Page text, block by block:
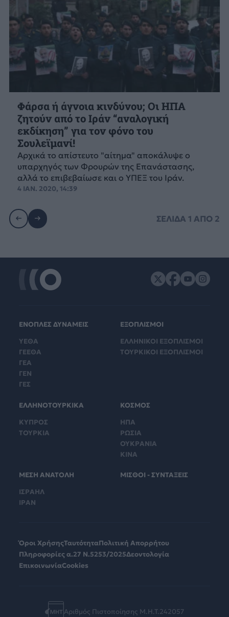
Φάρσα ή άγνοια κινδύνου; Οι ΗΠΑ
ζητούν από το Ιράν “αναλογική
εκδίκηση” για τον φόνο του
Σουλεϊμανί!
Αρχικά το απίστευτο "αίτημα" αποκάλυψε ο
υπαρχηγός των Φρουρών της Επανάστασης,
αλλά το επιβεβαίωσε και ο ΥΠΕΞ του Ιράν.
4 ΙΑΝ. 2020, 14:39
ΣΕΛΙΔΑ1 ΑΠΟ 2
ΕΝΟΠΛΕΣ ΔΥΝΑΜΕΙΣ
ΥΕΘΑ
ΓΕΕΘΑ
ΓΕΑ
ΓΕΝ
ΓΕΣ
ΕΞΟΠΛΙΣΜΟΙ
ΕΛΛΗΝΙΚΟΙ ΕΞΟΠΛΙΣΜΟΙ
ΤΟΥΡΚΙΚΟΙ ΕΞΟΠΛΙΣΜΟΙ
ΕΛΛΗΝΟΤΟΥΡΚΙΚΑ
ΚΥΠΡΟΣ
ΤΟΥΡΚΙΑ
ΚΟΣΜΟΣ
ΗΠΑ
ΡΩΣΙΑ
ΟΥΚΡΑΝΙΑ
ΚΙΝΑ
ΜΕΣΗ ΑΝΑΤΟΛΗ
ΙΣΡΑΗΛ
ΙΡΑΝ
ΜΙΣΘΟΙ - ΣΥΝΤΑΞΕΙΣ
Όροι ΧρήσηςΤαυτότηταΠολιτική Απορρήτου
Πληροφορίες α.27 Ν.5253/2025Δεοντολογία
ΕπικοινωνίαCookies
Αριθμός Πιστοποίησης Μ.Η.Τ.242057